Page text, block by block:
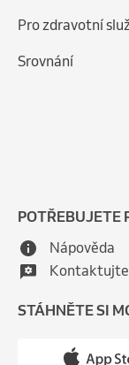
Pro zdravotní
Srovnání
POTŘEBUJETE
Nápověda
Kontaktujte
STÁHNĚTE SI